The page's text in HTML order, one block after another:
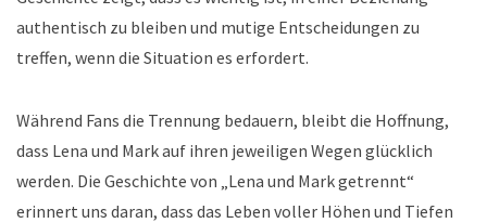
authentisch zu bleiben und mutige Entscheidungen zu
treffen, wenn die Situation es erfordert.
Während Fans die Trennung bedauern, bleibt die Hoffnung,
dass Lena und Mark auf ihren jeweiligen Wegen glücklich
werden. Die Geschichte von „Lena und Mark getrennt“
erinnert uns daran, dass das Leben voller Höhen und Tiefen